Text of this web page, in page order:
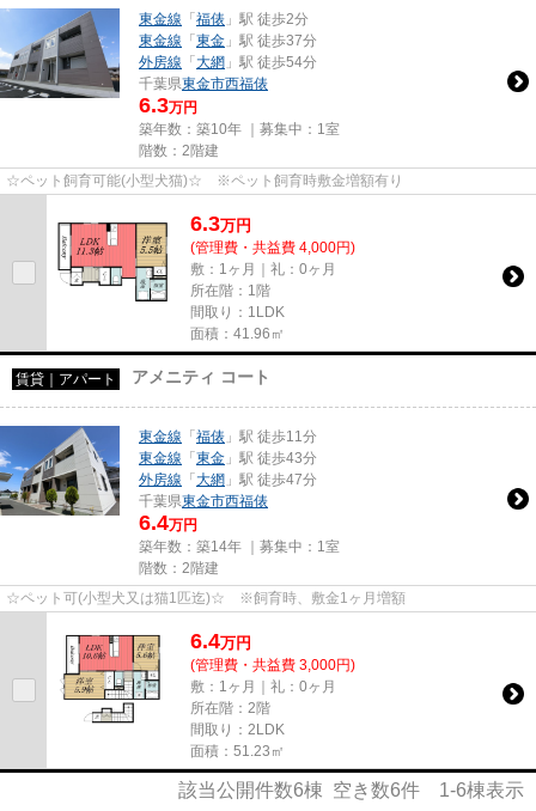
東金線 「福俵 」駅 徒歩2分
東金線 「東金 」駅 徒歩37分
外房線 「大網 」駅 徒歩54分
千葉県東金市西福俵
6.3万円
築年数：築10年 ｜募集中： 1室
階数：2階建
☆ペット飼育可能(小型犬猫)☆ ※ペット飼育時敷金増額有り
6.3万円
(管理費・共益費 4,000円)
敷：1ヶ月｜礼：0ヶ月
所在階：1階
間取り：1LDK
面積：41.96㎡
賃貸｜アパート アメニティ コート
東金線 「福俵 」駅 徒歩11分
東金線 「東金 」駅 徒歩43分
外房線 「大網 」駅 徒歩47分
千葉県東金市西福俵
6.4万円
築年数：築14年 ｜募集中： 1室
階数：2階建
☆ペット可(小型犬又は猫1匹迄)☆ ※飼育時、敷金1ヶ月増額
6.4万円
(管理費・共益費 3,000円)
敷：1ヶ月｜礼：0ヶ月
所在階：2階
間取り：2LDK
面積：51.23㎡
該当公開件数6棟 空き数6件 1-6棟表示